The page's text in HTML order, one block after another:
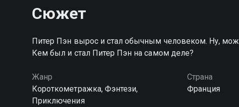
Сюжет
Питер Пэн вырос и стал обычным человеком. Ну,
Кем был и стал Питер Пэн на самом деле?
Жанр
Короткометражка, Фэнтези,
Приключения
Страна
Франция